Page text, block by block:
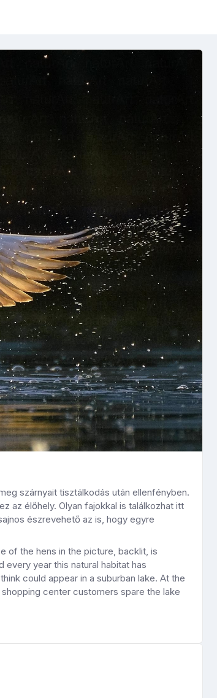
szárnyait tisztálkodás után ellenfényben.
az élőhely. Olyan fajokkal is találkozhat itt
észrevehető az is, hogy egyre
of the hens in the picture, backlit, is
year this natural habitat has
could appear in a suburban lake. At the
center customers spare the lake